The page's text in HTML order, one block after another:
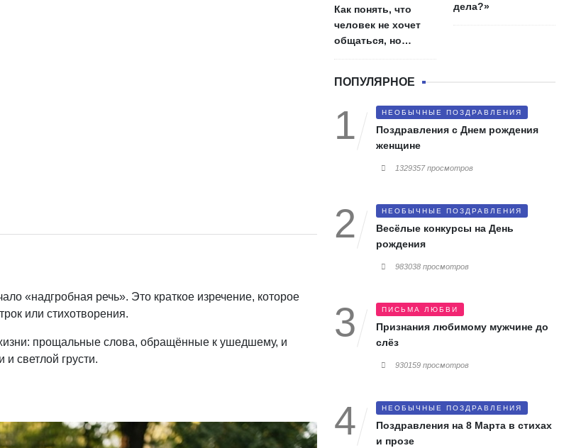
«надгробная речь». Это краткое изречение, которое
или стихотворения.
жизни: прощальные слова, обращённые к ушедшему, и
светлой грусти.
Как понять, что
человек не хочет
общаться, но
дела?»
ПОПУЛЯРНОЕ
НЕОБЫЧНЫЕ ПОЗДРАВЛЕНИЯ
Поздравления с Днем рождения
женщине
1329357 просмотров
НЕОБЫЧНЫЕ ПОЗДРАВЛЕНИЯ
Весёлые конкурсы на День
рождения
983038 просмотров
ПИСЬМА ЛЮБВИ
Признания любимому мужчине до
слёз
930159 просмотров
НЕОБЫЧНЫЕ ПОЗДРАВЛЕНИЯ
Поздравления на 8 Марта в стихах
и прозе